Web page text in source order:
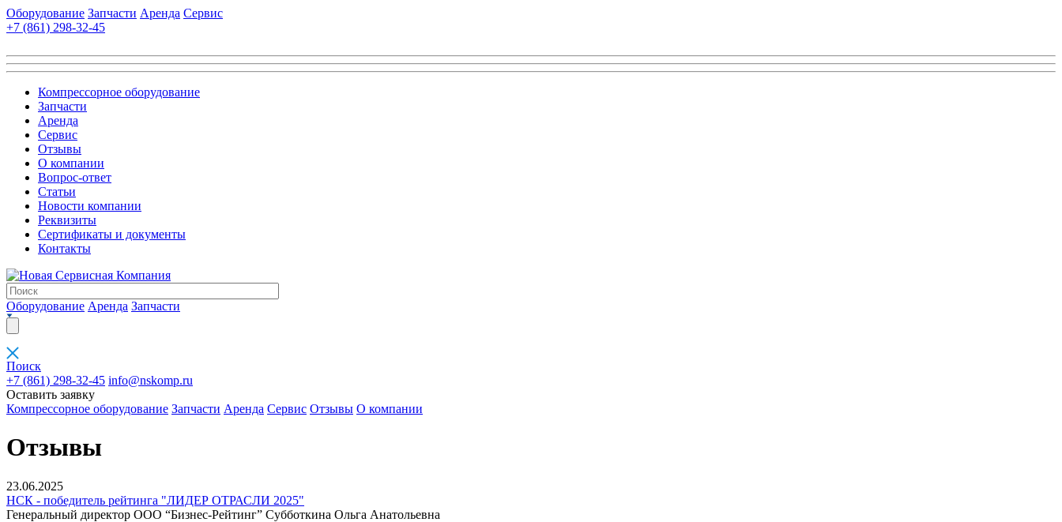
Оборудование Запчасти Аренда Сервис
+7 (861) 298-32-45
Компрессорное оборудование
Запчасти
Аренда
Сервис
Отзывы
О компании
Вопрос-ответ
Статьи
Новости компании
Реквизиты
Сертификаты и документы
Контакты
Оборудование Аренда Запчасти
Поиск
+7 (861) 298-32-45 info@nskomp.ru
Оставить заявку
Компрессорное оборудование Запчасти Аренда Сервис Отзывы О компании
Отзывы
23.06.2025
НСК - победитель рейтинга "ЛИДЕР ОТРАСЛИ 2025"
Генеральный директор ООО “Бизнес-Рейтинг” Субботкина Ольга Анатольевна